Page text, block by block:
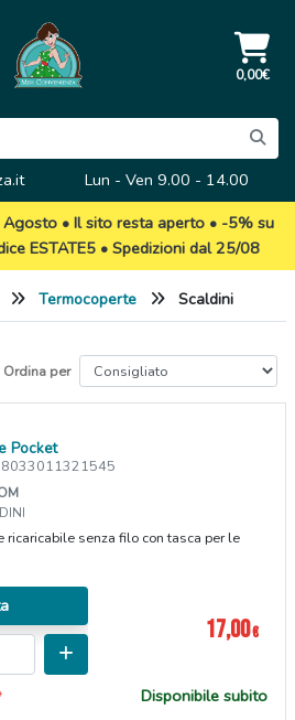
0,00€
Lun - Ven 9.00 - 14.00
• Il sito resta aperto • -5% su
ESTATE5 • Spedizioni dal 25/08
Termocoperte Scaldini
Ordina per
Pocket
8033011321545
ricaricabile senza filo con tasca per le
17,00€
Disponibile subito